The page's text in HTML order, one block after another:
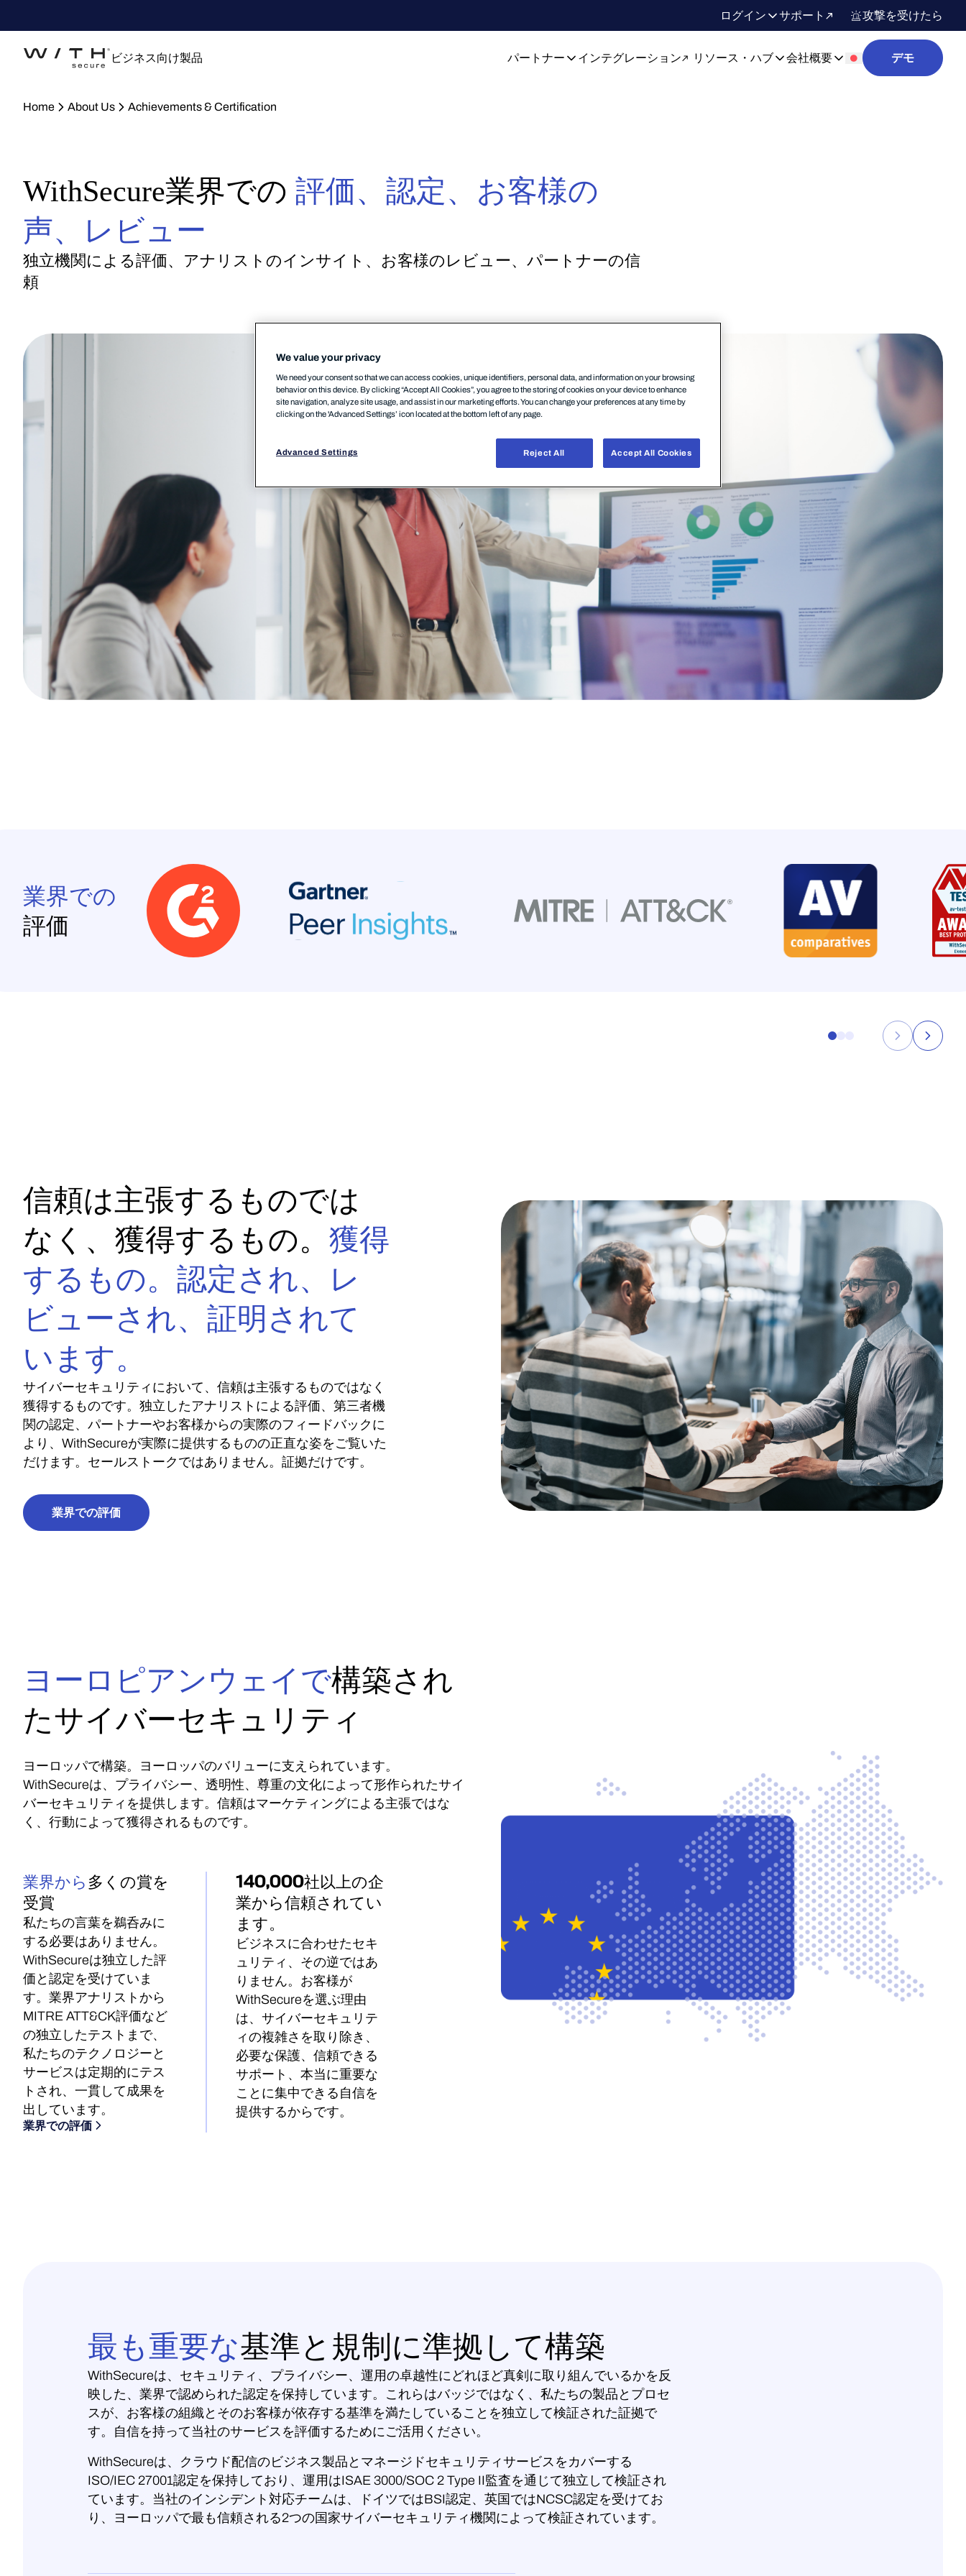
ログイン サポート 攻撃を受けたら
ビジネス向け製品 パートナー インテグレーション リソース・ハブ 会社概要 デモ
Home About Us Achievements & Certification
WithSecure業界での 評価、認定、お客様の
声、レビュー
独立機関による評価、アナリストのインサイト、お客様のレビュー、パートナーの信
頼
業界での
評価
信頼は主張するものでは
なく、獲得するもの。 獲得
するもの。認定され、レ
ビューされ、証明されて
います。
サイバーセキュリティにおいて、信頼は主張するものではなく
獲得するものです。独立したアナリストによる評価、第三者機
関の認定、パートナーやお客様からの実際のフィードバックに
より、WithSecureが実際に提供するものの正直な姿をご覧いた
だけます。セールストークではありません。証拠だけです。
業界での評価
ヨーロピアンウェイで構築され
たサイバーセキュリティ
ヨーロッパで構築。ヨーロッパのバリューに支えられています。
WithSecureは、プライバシー、透明性、尊重の文化によって形作られたサイ
バーセキュリティを提供します。信頼はマーケティングによる主張ではな
く、行動によって獲得されるものです。
業界から 多くの賞を
受賞
私たちの言葉を鵜呑みに
する必要はありません。
WithSecureは独立した評
価と認定を受けていま
す。業界アナリストから
MITRE ATT&CK評価など
の独立したテストまで、
私たちのテクノロジーと
サービスは定期的にテス
トされ、一貫して成果を
出しています。
業界での評価
140,000社以上の企
業から信頼されてい
ます。
ビジネスに合わせたセキ
ュリティ、その逆ではあ
りません。お客様が
WithSecureを選ぶ理由
は、サイバーセキュリテ
ィの複雑さを取り除き、
必要な保護、信頼できる
サポート、本当に重要な
ことに集中できる自信を
提供するからです。
最も重要な基準と規制に準拠して構築
WithSecureは、セキュリティ、プライバシー、運用の卓越性にどれほど真剣に取り組んでいるかを反
映した、業界で認められた認定を保持しています。これらはバッジではなく、私たちの製品とプロセ
スが、お客様の組織とそのお客様が依存する基準を満たしていることを独立して検証された証拠で
す。自信を持って当社のサービスを評価するためにご活用ください。
WithSecureは、クラウド配信のビジネス製品とマネージドセキュリティサービスをカバーする
ISO/IEC 27001認定を保持しており、運用はISAE 3000/SOC 2 Type II監査を通じて独立して検証され
ています。当社のインシデント対応チームは、ドイツではBSI認定、英国ではNCSC認定を受けてお
り、ヨーロッパで最も信頼される2つの国家サイバーセキュリティ機関によって検証されています。
We value your privacy
We need your consent so that we can access cookies, unique identifiers, personal data, and information on your browsing
behavior on this device. By clicking “Accept All Cookies”, you agree to the storing of cookies on your device to enhance
site navigation, analyze site usage, and assist in our marketing efforts. You can change your preferences at any time by
clicking on the 'Advanced Settings’ icon located at the bottom left of any page.
Advanced Settings Reject All Accept All Cookies